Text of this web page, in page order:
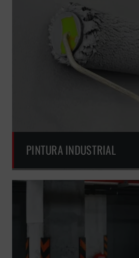
PINTURA INDUSTRIAL